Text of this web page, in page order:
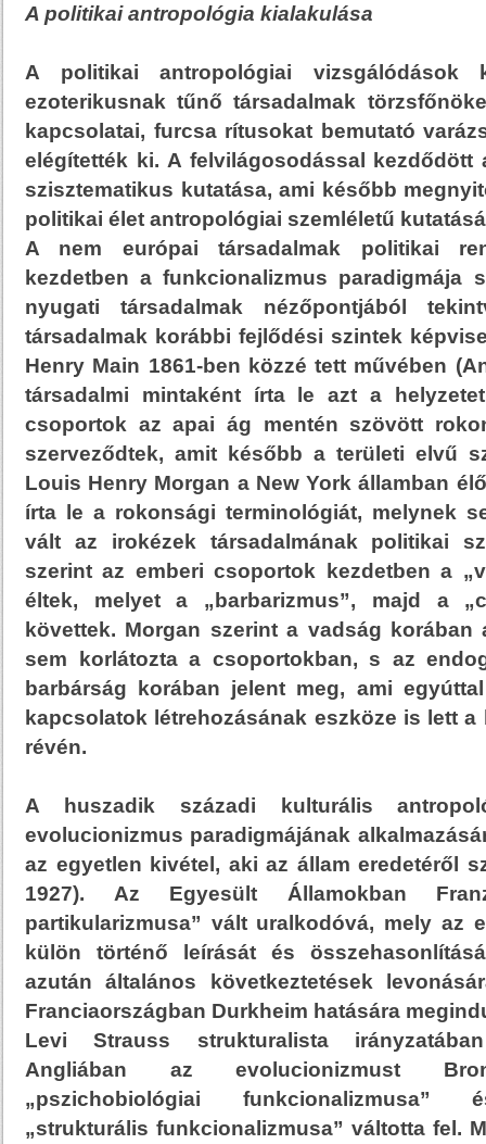
A politikai antropológia kialakulása
A politikai antropológiai vizsgálódások
ezoterikusnak tűnő társadalmak
kapcsolatai, furcsa rítusokat bemutató
elégítették ki. A felvilágosodással kezdődött
szisztematikus kutatása, ami később
politikai élet antropológiai szemléletű
A nem európai társadalmak politikai
kezdetben a funkcionalizmus paradigmája
nyugati társadalmak nézőpontjából
társadalmak korábbi fejlődési szintek
Henry Main 1861-ben közzé tett művében
társadalmi mintaként írta le azt a
csoportok az apai ág mentén szövött
szerveződtek, amit később a területi elvű
Louis Henry Morgan a New York államban
írta le a rokonsági terminológiát, melynek
vált az irokézek társadalmának politikai
szerint az emberi csoportok kezdetben a
éltek, melyet a „barbarizmus”, majd a
követtek. Morgan szerint a vadság korában
sem korlátozta a csoportokban, s az
barbárság korában jelent meg, ami
kapcsolatok létrehozásának eszköze is lett
révén.
A huszadik századi kulturális
evolucionizmus paradigmájának
az egyetlen kivétel, aki az állam eredetéről
1927). Az Egyesült Államokban
partikularizmusa” vált uralkodóvá, mely az
külön történő leírását és
azután általános következtetések
Franciaországban Durkheim hatására
Levi Strauss strukturalista
Angliában az evolucionizmust
„pszichobiológiai funkcionalizmusa”
„strukturális funkcionalizmusa” váltotta fel.